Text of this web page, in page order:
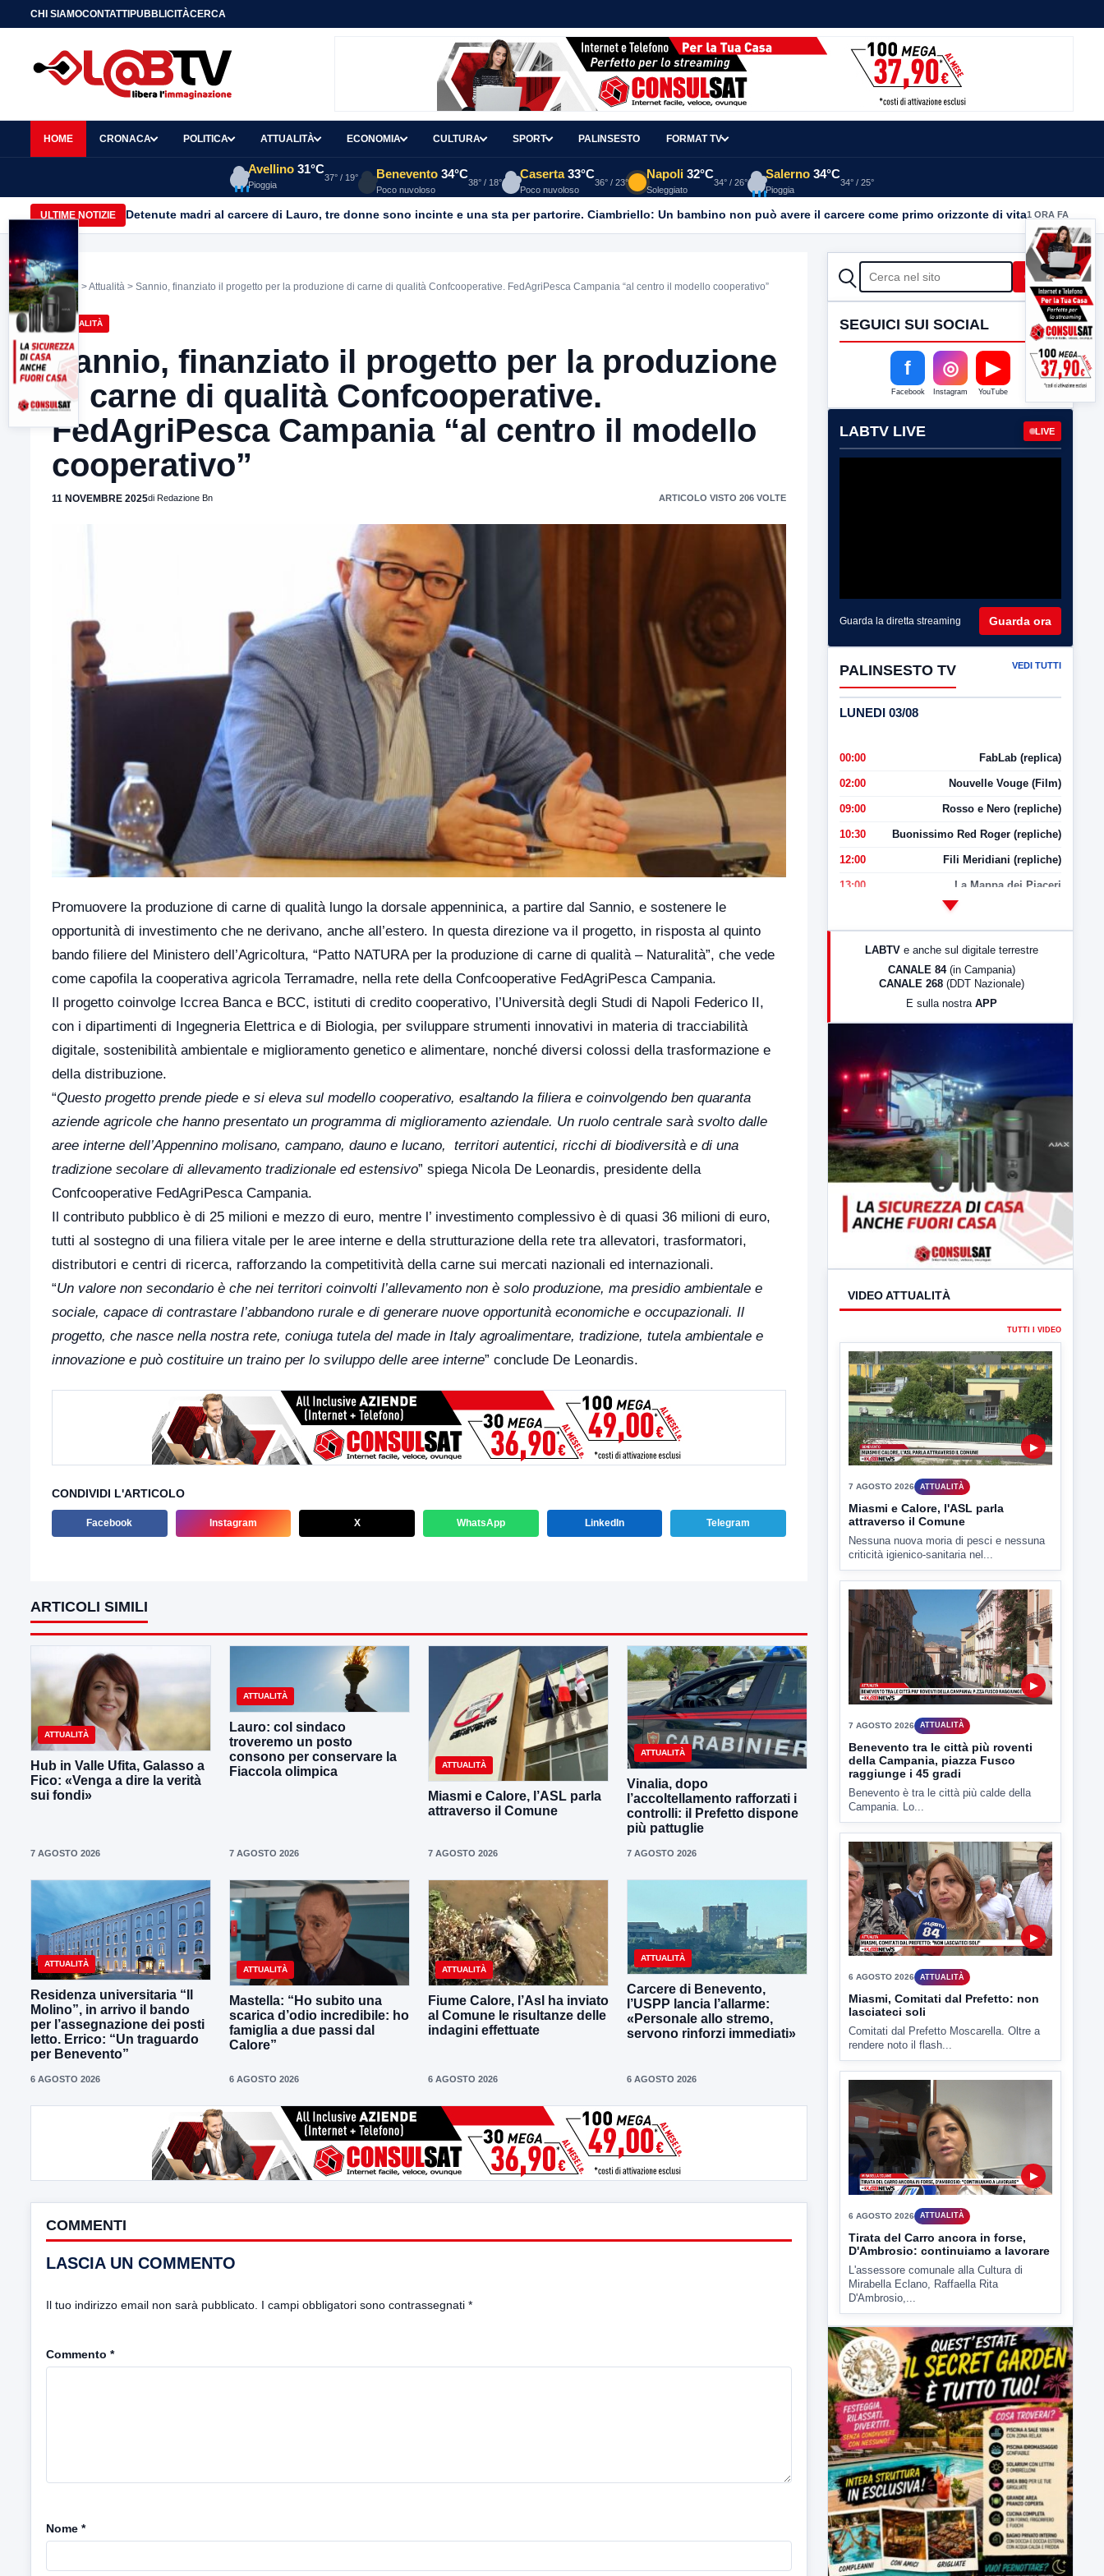
CHI SIAMOCONTATTIPUBBLICITÀCERCA
HOME CRONACA POLITICA ATTUALITÀ ECONOMIA CULTURA SPORT PALINSESTO FORMAT TV
Avellino 31°C
Pioggia
37° / 19° Benevento 34°C
Poco nuvoloso
38° / 18°
Caserta 33°C
Poco nuvoloso
36° / 23°
Napoli 32°C
Soleggiato
34° / 26°
Salerno 34°C
Pioggia
34° / 25°
ULTIME NOTIZIE Detenute madri al carcere di Lauro, tre donne sono incinte e una sta per partorire. Ciambriello: Un bambino non può avere il carcere come primo orizzonte di vita1 ORA FA
Home >Attualità > Sannio, finanziato il progetto per la produzione di carne di qualità Confcooperative. FedAgriPesca Campania “al centro il modello cooperativo”
ATTUALITÀ
Sannio, finanziato il progetto per la produzione
di carne di qualità Confcooperative.
FedAgriPesca Campania “al centro il modello
cooperativo”
11 NOVEMBRE 2025di Redazione Bn ARTICOLO VISTO 206 VOLTE
Promuovere la produzione di carne di qualità lungo la dorsale appenninica, a partire dal Sannio, e sostenere le
opportunità di investimento che ne derivano, anche all’estero. In questa direzione va il progetto, in risposta al quinto
bando filiere del Ministero dell’Agricoltura, “Patto NATURA per la produzione di carne di qualità – Naturalità”, che vede
come capofila la cooperativa agricola Terramadre, nella rete della Confcooperative FedAgriPesca Campania.
Il progetto coinvolge Iccrea Banca e BCC, istituti di credito cooperativo, l’Università degli Studi di Napoli Federico II,
con i dipartimenti di Ingegneria Elettrica e di Biologia, per sviluppare strumenti innovativi in materia di tracciabilità
digitale, sostenibilità ambientale e miglioramento genetico e alimentare, nonché diversi colossi della trasformazione e
della distribuzione.
“Questo progetto prende piede e si eleva sul modello cooperativo, esaltando la filiera e coinvolgendo ben quaranta
aziende agricole che hanno presentato un programma di miglioramento aziendale. Un ruolo centrale sarà svolto dalle
aree interne dell’Appennino molisano, campano, dauno e lucano, territori autentici, ricchi di biodiversità e di una
tradizione secolare di allevamento tradizionale ed estensivo” spiega Nicola De Leonardis, presidente della
Confcooperative FedAgriPesca Campania.
Il contributo pubblico è di 25 milioni e mezzo di euro, mentre l’ investimento complessivo è di quasi 36 milioni di euro,
tutti al sostegno di una filiera vitale per le aree interne e della strutturazione della rete tra allevatori, trasformatori,
distributori e centri di ricerca, rafforzando la competitività della carne sui mercati nazionali ed internazionali.
“Un valore non secondario è che nei territori coinvolti l’allevamento non è solo produzione, ma presidio ambientale e
sociale, capace di contrastare l’abbandono rurale e di generare nuove opportunità economiche e occupazionali. Il
progetto, che nasce nella nostra rete, coniuga tutela del made in Italy agroalimentare, tradizione, tutela ambientale e
innovazione e può costituire un traino per lo sviluppo delle aree interne” conclude De Leonardis.
CONDIVIDI L'ARTICOLO
Facebook Instagram X WhatsApp LinkedIn Telegram
ARTICOLI SIMILI
ATTUALITÀ
Hub in Valle Ufita, Galasso a
Fico: «Venga a dire la verità
sui fondi»
7 AGOSTO 2026
ATTUALITÀ
Lauro: col sindaco
troveremo un posto
consono per conservare la
Fiaccola olimpica
7 AGOSTO 2026
ATTUALITÀ
Miasmi e Calore, l’ASL parla
attraverso il Comune
7 AGOSTO 2026
ATTUALITÀ
Vinalia, dopo
l’accoltellamento rafforzati i
controlli: il Prefetto dispone
più pattuglie
7 AGOSTO 2026
ATTUALITÀ
Residenza universitaria “Il
Molino”, in arrivo il bando
per l’assegnazione dei posti
letto. Errico: “Un traguardo
per Benevento”
6 AGOSTO 2026
ATTUALITÀ
Mastella: “Ho subito una
scarica d’odio incredibile: ho
famiglia a due passi dal
Calore”
6 AGOSTO 2026
ATTUALITÀ
Fiume Calore, l’Asl ha inviato
al Comune le risultanze delle
indagini effettuate
6 AGOSTO 2026
ATTUALITÀ
Carcere di Benevento,
l’USPP lancia l’allarme:
«Personale allo stremo,
servono rinforzi immediati»
6 AGOSTO 2026
COMMENTI
LASCIA UN COMMENTO
Il tuo indirizzo email non sarà pubblicato. I campi obbligatori sono contrassegnati *
Commento *
Nome *
CERCA Cerca
SEGUICI SUI SOCIAL
f
Facebook
◎
Instagram
▶
YouTube
LABTV LIVE LIVE
Guarda la diretta streaming Guarda ora
PALINSESTO TV VEDI TUTTI
LUNEDI 03/08
00:00 FabLab (replica)
02:00 Nouvelle Vouge (Film)
09:00 Rosso e Nero (repliche)
10:30 Buonissimo Red Roger (repliche)
12:00 Fili Meridiani (repliche)
13:00 La Mappa dei Piaceri
LabNews (Diretta)
LABTV e anche sul digitale terrestre
CANALE 84 (in Campania)
CANALE 268 (DDT Nazionale)
E sulla nostra APP
VIDEO ATTUALITÀ
TUTTI I VIDEO
▶
7 AGOSTO 2026
Miasmi e Calore, l'ASL parla
attraverso il Comune
Nessuna nuova moria di pesci e nessuna
criticità igienico-sanitaria nel...
7 AGOSTO 2026 ATTUALITÀ
Benevento tra le città più roventi
della Campania, piazza Fusco
raggiunge i 45 gradi
Benevento è tra le città più calde della
Campania. Lo...
▶
6 AGOSTO 2026
Miasmi, Comitati dal Prefetto: non
lasciateci soli
Comitati dal Prefetto Moscarella. Oltre a
rendere noto il flash...
6 AGOSTO 2026 ATTUALITÀ
Tirata del Carro ancora in forse,
D'Ambrosio: continuiamo a lavorare
L'assessore comunale alla Cultura di
Mirabella Eclano, Raffaella Rita
D'Ambrosio,...